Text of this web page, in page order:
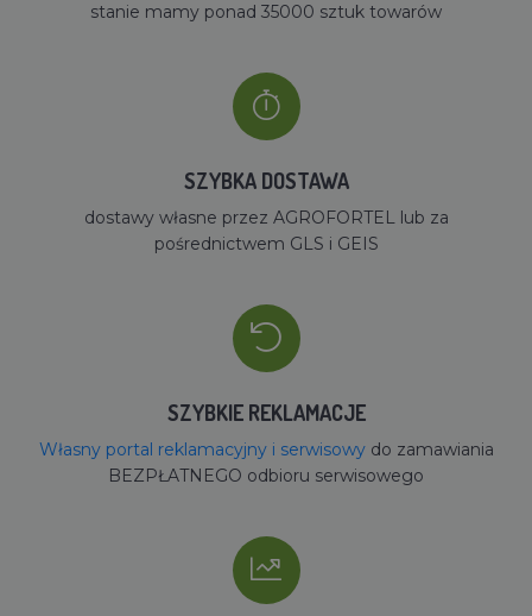
stanie mamy ponad 35000 sztuk towarów
SZYBKA DOSTAWA
dostawy własne przez AGROFORTEL lub za
pośrednictwem GLS i GEIS
SZYBKIE REKLAMACJE
Własny portal reklamacyjny i serwisowydo zamawiania
BEZPŁATNEGO odbioru serwisowego